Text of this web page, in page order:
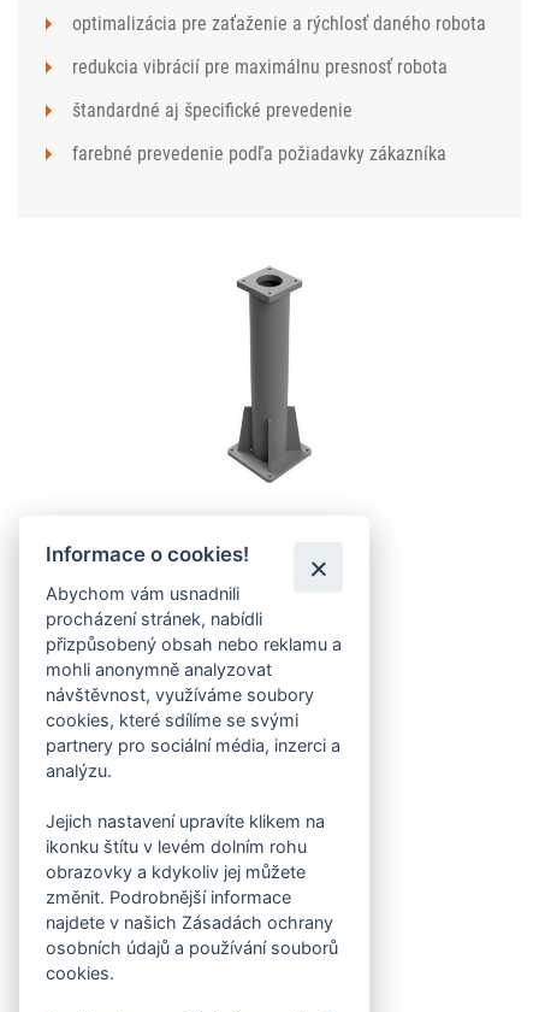
optimalizácia pre zaťaženie a rýchlosť daného robota
redukcia vibrácií pre maximálnu presnosť robota
štandardné aj špecifické prevedenie
farebné prevedenie podľa požiadavky zákazníka
Informace o cookies!
Abychom vám usnadnili
procházení stránek, nabídli
přizpůsobený obsah nebo reklamu a
mohli anonymně analyzovat
návštěvnost, využíváme soubory
cookies, které sdílíme se svými
partnery pro sociální média, inzerci a
analýzu.
Jejich nastavení upravíte klikem na
ikonku štítu v levém dolním rohu
obrazovky a kdykoliv jej můžete
změnit. Podrobnější informace
najdete v našich Zásadách ochrany
osobních údajů a používání souborů
cookies.